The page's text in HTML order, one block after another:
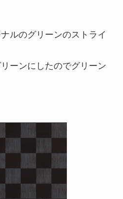
ルのグリーンのストライ
ーンにしたのでグリーン